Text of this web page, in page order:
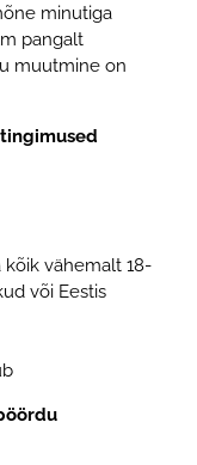
minutiga
pangalt
muutmine on
kõik vähemalt 18-
või Eestis